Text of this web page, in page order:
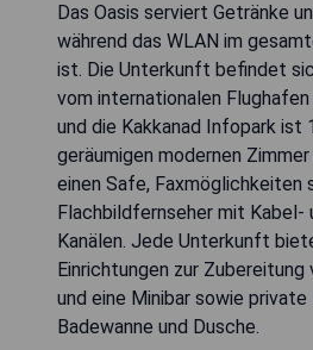
Das Oasis serviert Getränke
während das WLAN im
ist. Die Unterkunft befindet
vom internationalen
und die Kakkanad Infopark ist
geräumigen modernen
einen Safe, Faxmöglichkeiten
Flachbildfernseher mit Kabel-
Kanälen. Jede Unterkunft
Einrichtungen zur
und eine Minibar sowie
Badewanne und Dusche.